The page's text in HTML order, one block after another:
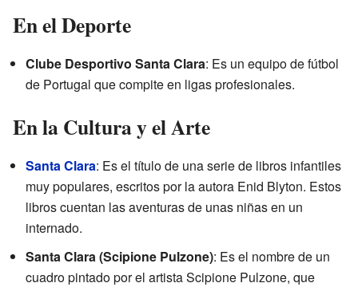
En el Deporte
Clube Desportivo Santa Clara: Es un equipo de fútbol
de Portugal que compite en ligas profesionales.
En la Cultura y el Arte
Santa Clara: Es el título de una serie de libros infantiles
muy populares, escritos por la autora Enid Blyton. Estos
libros cuentan las aventuras de unas niñas en un
internado.
Santa Clara (Scipione Pulzone): Es el nombre de un
cuadro pintado por el artista Scipione Pulzone, que